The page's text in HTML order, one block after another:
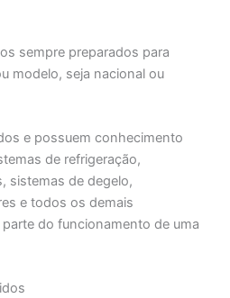
sempre preparados para
modelo, seja nacional ou
e possuem conhecimento
de refrigeração,
sistemas de degelo,
e todos os demais
do funcionamento de uma